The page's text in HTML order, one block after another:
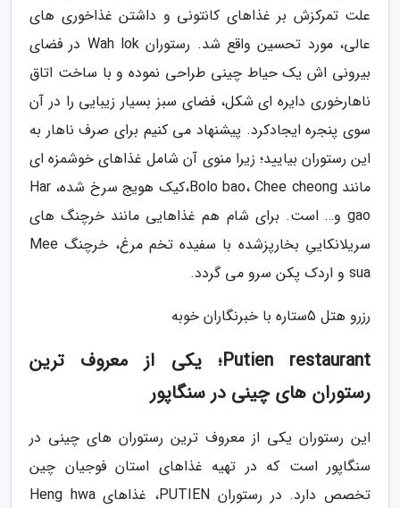
علت تمرکزش بر غذاهای کانتونی و داشتن غذاخوری های
عالی، مورد تحسین واقع شد. رستوران Wah lok در فضای
بیرونی اش یک حیاط چینی طراحی نموده و با ساخت اتاق
ناهارخوری دایره ای شکل، فضای سبز بسیار زیبایی را در آن
سوی پنجره ایجادکرد. پیشنهاد می کنیم برای صرف ناهار به
این رستوران بیایید؛ زیرا منوی آن شامل غذاهای خوشمزه ای
مانند Bolo bao، Chee cheong،کیک هویج سرخ شده، Har
gao و… است. برای شام هم غذاهایی مانند خرچنگ های
سریلانکاییِ بخارپزشده با سفیده تخم مرغ، خرچنگ Mee
sua و اردک پکن سرو می گردد.
رزرو هتل 5ستاره با خبرنگاران خوبه
Putien restaurant؛ یکی از معروف ترین
رستوران های چینی در سنگاپور
این رستوران یکی از معروف ترین رستوران های چینی در
سنگاپور است که در تهیه غذاهای استان فوجیان چین
تخصص دارد. در رستوران PUTIEN، غذاهای Heng hwa